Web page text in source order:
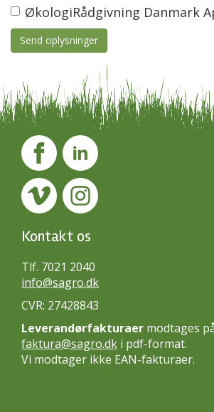
ØkologiRådgivning Danmark
Kontakt os
Tlf. 7021 2040
info@sagro.dk
CVR: 27428843
Leverandørfakturaer modtages
faktura@sagro.dk i pdf-format.
Vi modtager ikke EAN-fakturaer.